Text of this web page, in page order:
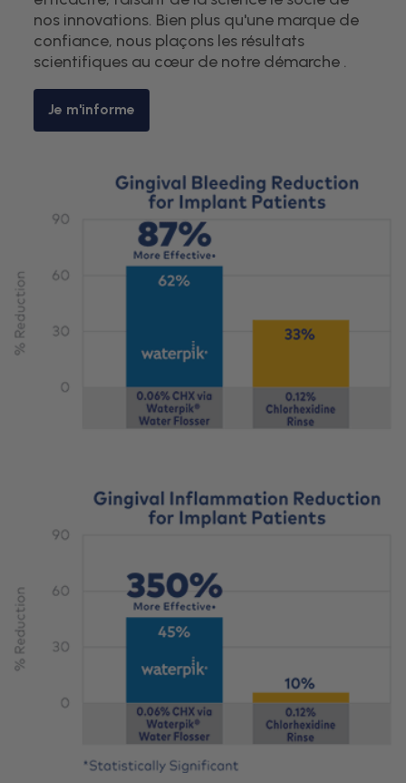
nos innovations. Bien plus qu'une marque de
confiance, nous plaçons les résultats
scientifiques au cœur de notre démarche .
Je m'informe